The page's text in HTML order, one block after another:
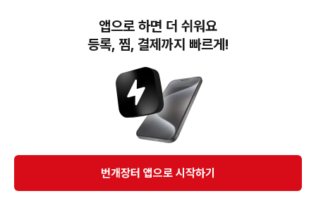
흑신 만화책 1~19권 세트
번개장터(주) 사업자정보, 이용약관 및 기타 법적고지
번개장터㈜는 통신판매중개자이며, 통신판매의 당사자가 아닙니다. 전자상거래 등에서의
소비자보호에 관한 법률 등 관련 법령 및 번개장터㈜의 약관에 따라 상품, 상품정보, 거래에 관한 책임은
개별 판매자에게 귀속하고, 번개장터㈜는 원칙적으로 회원간 거래에 대하여 책임을 지지 않습니다.
다만, 번개장터㈜가 직접 판매하는 상품에 대한 책임은 번개장터㈜에게 귀속합니다.
APP 다운로드
앱으로 하면 더 쉬워요
등록, 찜, 결제까지 빠르게!
번개장터 앱으로 시작하기